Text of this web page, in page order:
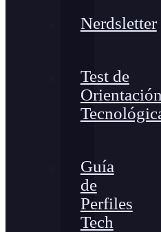
Nerdsletter
Test de
Orientación
Guía
de
Perfiles
Tech